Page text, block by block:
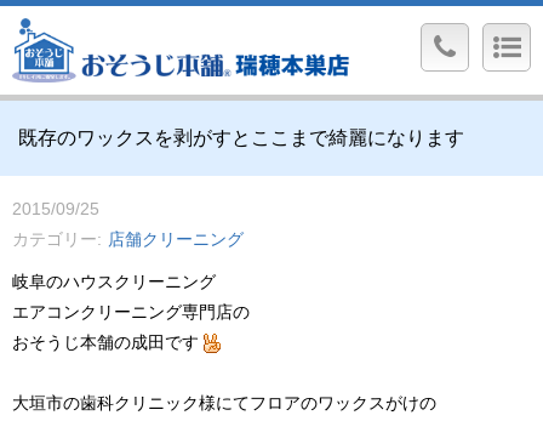
既存のワックスを剥がすとここまで綺麗になります
2015/09/25
カテゴリー
店舗クリーニング
岐阜のハウスクリーニング
エアコンクリーニング専門店の
おそうじ本舗の成田です
大垣市の歯科クリニック様にてフロアのワックスがけの